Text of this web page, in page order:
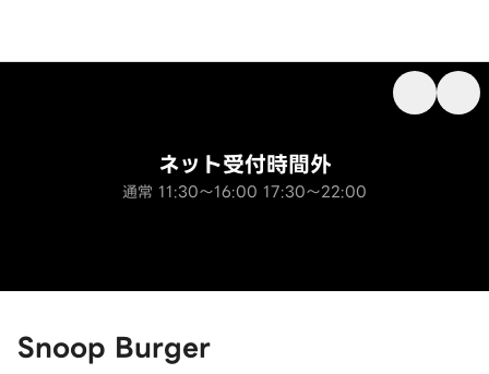
Snoop Burger
ネット受付時間外
通常 11:30～16:00 17:30～22:00